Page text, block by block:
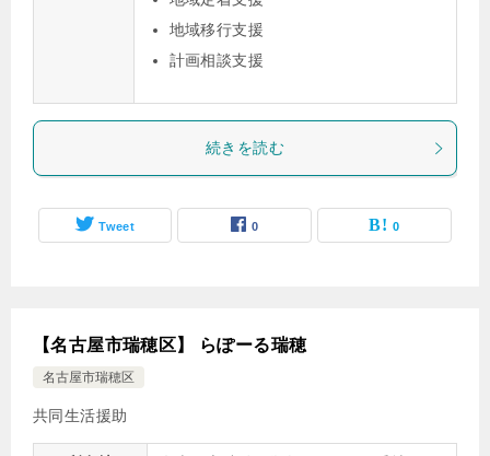
地域移行支援
計画相談支援
続きを読む
Tweet 0 0
【名古屋市瑞穂区】 らぽーる瑞穂
名古屋市瑞穂区
共同生活援助